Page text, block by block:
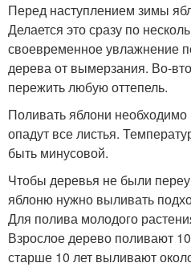
Перед наступлением зимы
Делается это сразу по
своевременное увлажнение
дерева от вымерзания. Во-
пережить любую оттепель.
Поливать яблони необходимо
опадут все листья.
быть минусовой.
Чтобы деревья не были
яблоню нужно выливать
Для полива молодого
Взрослое дерево поливают
старше 10 лет выливают